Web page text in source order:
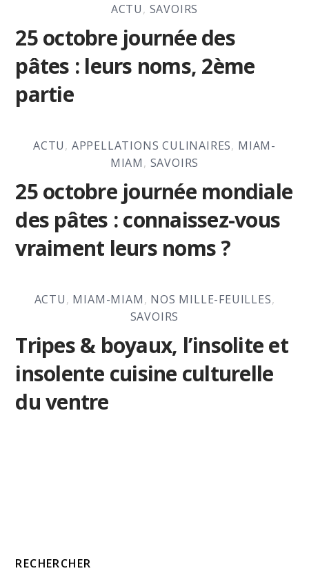
ACTU, SAVOIRS
25 octobre journée des
pâtes : leurs noms, 2ème
partie
ACTU, APPELLATIONS CULINAIRES, MIAM-
MIAM, SAVOIRS
25 octobre journée mondiale
des pâtes : connaissez-vous
vraiment leurs noms ?
ACTU, MIAM-MIAM, NOS MILLE-FEUILLES,
SAVOIRS
Tripes & boyaux, l’insolite et
insolente cuisine culturelle
du ventre
RECHERCHER